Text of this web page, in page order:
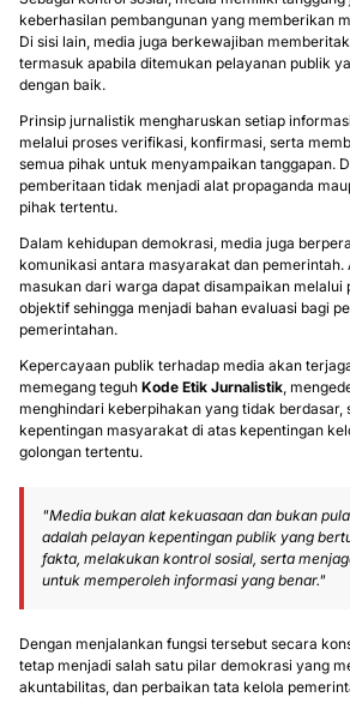
mengawasi jalannya pemerintahan dan
Sebagai kontrol sosial, media memiliki
keberhasilan pembangunan yang memberikan
Di sisi lain, media juga berkewajiban
termasuk apabila ditemukan pelayanan publik
dengan baik.
Prinsip jurnalistik mengharuskan setiap
melalui proses verifikasi, konfirmasi, serta
semua pihak untuk menyampaikan tanggapan.
pemberitaan tidak menjadi alat propaganda
pihak tertentu.
Dalam kehidupan demokrasi, media juga
komunikasi antara masyarakat dan pemerintah.
masukan dari warga dapat disampaikan melalui
objektif sehingga menjadi bahan evaluasi bagi
pemerintahan.
Kepercayaan publik terhadap media akan
memegang teguhKode Etik Jurnalistik,
menghindari keberpihakan yang tidak berdasar,
"Media bukan alat kekuasaan dan bukan pula
adalah pelayan kepentingan publik yang
Dengan menjalankan fungsi tersebut secara